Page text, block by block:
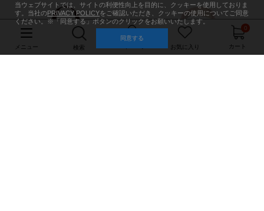
メニュー 検索 お気に入り
0
カート
当ウェブサイトでは、サイトの利便性向上を目的に、クッキーを使用しておりま
す。当社のPRIVACY POLICYをご確認いただき、クッキーの使用についてご同意
ください。※「同意する」ボタンのクリックをお願いいたします。
同意する